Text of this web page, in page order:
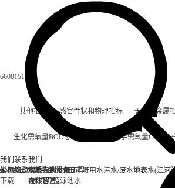
在线式水质监测设备
来水二次集中供水农田灌溉用水污水/废水地表水(江河
水产养殖泳池水
常见问题
载
们
公司简介资质专利发展历程
合作客户
联系我们
联系方式
在线留言
其他指标 感官性状和物理指标 无机非金属
生化需氧量BOD总有机碳TOC 化学需氧量CODCr